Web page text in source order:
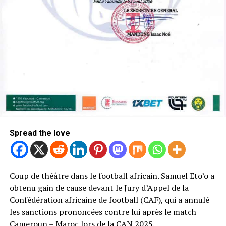
Spread the love
Coup de théâtre dans le football africain. Samuel Eto’o a
obtenu gain de cause devant le Jury d’Appel de la
Confédération africaine de football (CAF), qui a annulé
les sanctions prononcées contre lui après le match